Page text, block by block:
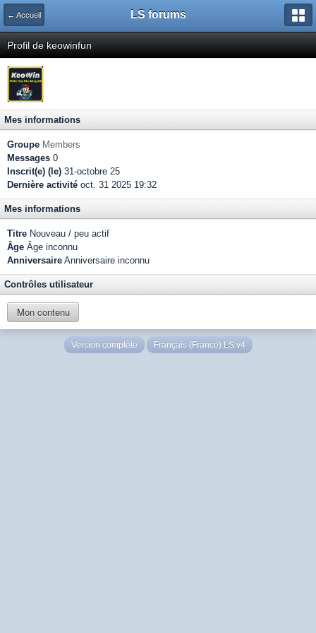
← Accueil LS forums
Profil de keowinfun
Mes informations
Groupe Members
Messages 0
Inscrit(e) (le) 31-octobre 25
Dernière activité oct. 31 2025 19:32
Mes informations
Titre Nouveau / peu actif
Âge Âge inconnu
Anniversaire Anniversaire inconnu
Contrôles utilisateur
Mon contenu
Version complète Français (France) LS v4